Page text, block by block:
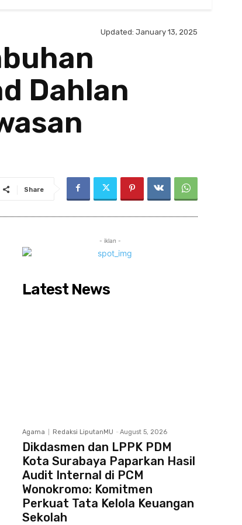
Updated: January 13, 2025
Dahlan
Share
- iklan -
Latest News
Agama Redaksi LiputanMU - August 5, 2026
Dikdasmen dan LPPK PDM
Kota Surabaya Paparkan Hasil
Audit Internal di PCM
Wonokromo: Komitmen
Perkuat Tata Kelola Keuangan
Sekolah